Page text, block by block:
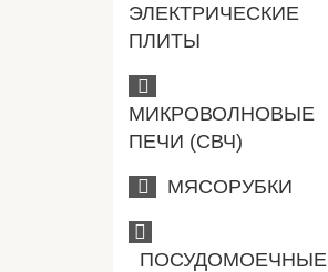
ЭЛЕКТРИЧЕСКИЕ
ПЛИТЫ
МИКРОВОЛНОВЫЕ
ПЕЧИ (СВЧ)
МЯСОРУБКИ
ПОСУДОМОЕЧНЫЕ